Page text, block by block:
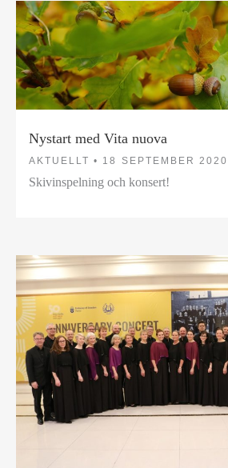
Nystart med Vita nuova
AKTUELLT • 18 SEPTEMBER 2020
Skivinspelning och konsert!